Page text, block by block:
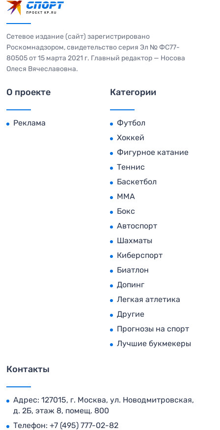
Сетевое издание (сайт) зарегистрировано
Роскомнадзором, свидетельство серия Эл № ФС77-
80505 от 15 марта 2021 г. Главный редактор — Носова
Олеся Вячеславовна.
О проекте
Реклама
Категории
Футбол
Хоккей
Фигурное катание
Теннис
Баскетбол
MMA
Бокс
Автоспорт
Шахматы
Киберспорт
Биатлон
Допинг
Легкая атлетика
Другие
Прогнозы на спорт
Лучшие букмекеры
Контакты
Адрес: 127015, г. Москва, ул. Новодмитровская,
д. 2Б, этаж 8, помещ. 800
Телефон: +7 (495) 777-02-82